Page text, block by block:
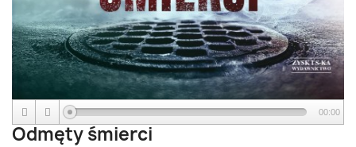
00:00
Odmęty śmierci